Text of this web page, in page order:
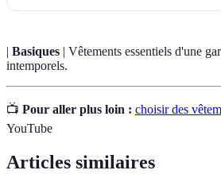
| Basiques | Vêtements essentiels d'une
intemporels.
📺 Pour aller plus loin : choisir des
YouTube
Articles similaires